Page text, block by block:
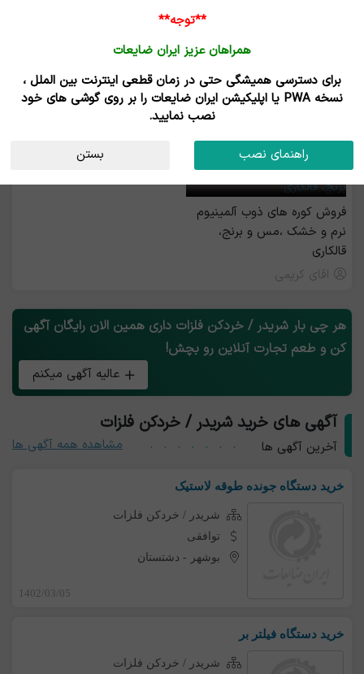
خرید و فروش شریدر فلزات
فروش کوره های ذوب آلمینیوم
نرم و خشک ،مس و برنج،
قالکاری
اقای کریمی
هر چی بار شریدر / خردکن فلزات داری همین الان رایگان آگهی
کن و طعم تجارت آنلاین رو بچش!
عالیه آگهی میکنم
آگهی های خرید شریدر / خردکن فلزات
آخرین آگهی ها مشاهده همه آگهی ها
خرید دستگاه جونده طوقه لاستیک
شریدر / خردکن فلزات
توافقی
بوشهر - دشتستان
1402/03/05
خرید دستگاه فیلتر بر
شریدر / خردکن فلزات
**توجه**
همراهان عزیز ایران ضایعات
برای دسترسی همیشگی حتی در زمان قطعی اینترنت بین الملل ،
نسخه PWA یا اپلیکیشن ایران ضایعات را بر روی گوشی های خود
نصب نمایید.
راهنمای نصب بستن